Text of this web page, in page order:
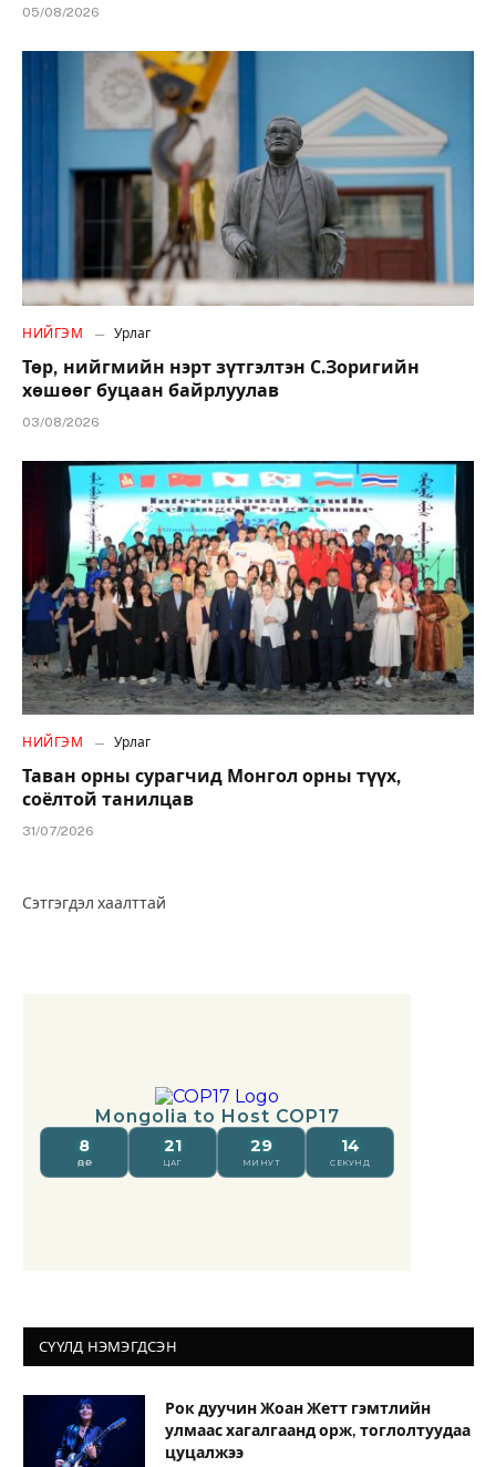
05/08/2026
НИЙГЭМ Урлаг
Төр, нийгмийн нэрт зүтгэлтэн С.Зоригийн
хөшөөг буцаан байрлуулав
03/08/2026
НИЙГЭМ Урлаг
Таван орны сурагчид Монгол орны түүх,
соёлтой танилцав
31/07/2026
Сэтгэгдэл хаалттай
СҮҮЛД НЭМЭГДСЭН
Рок дуучин Жоан Жетт гэмтлийн
улмаас хагалгаанд орж, тоглолтуудаа
цуцалжээ